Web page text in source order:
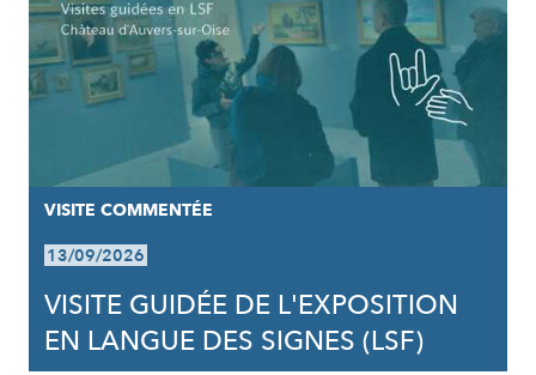
VISITE COMMENTÉE
13/09/2026
VISITE GUIDÉE DE L'EXPOSITION
EN LANGUE DES SIGNES (LSF)